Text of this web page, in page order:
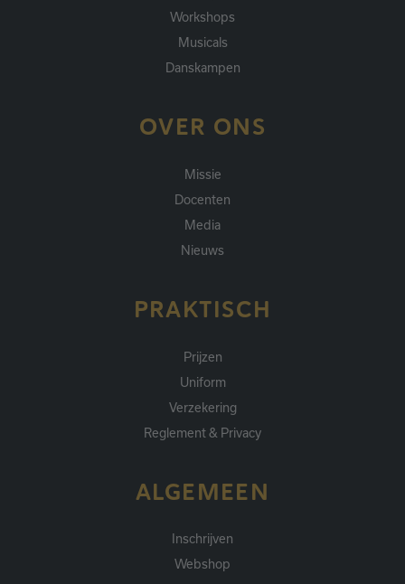
Workshops
Musicals
Danskampen
OVER ONS
Missie
Docenten
Media
Nieuws
PRAKTISCH
Prijzen
Uniform
Verzekering
Reglement & Privacy
ALGEMEEN
Inschrijven
Webshop